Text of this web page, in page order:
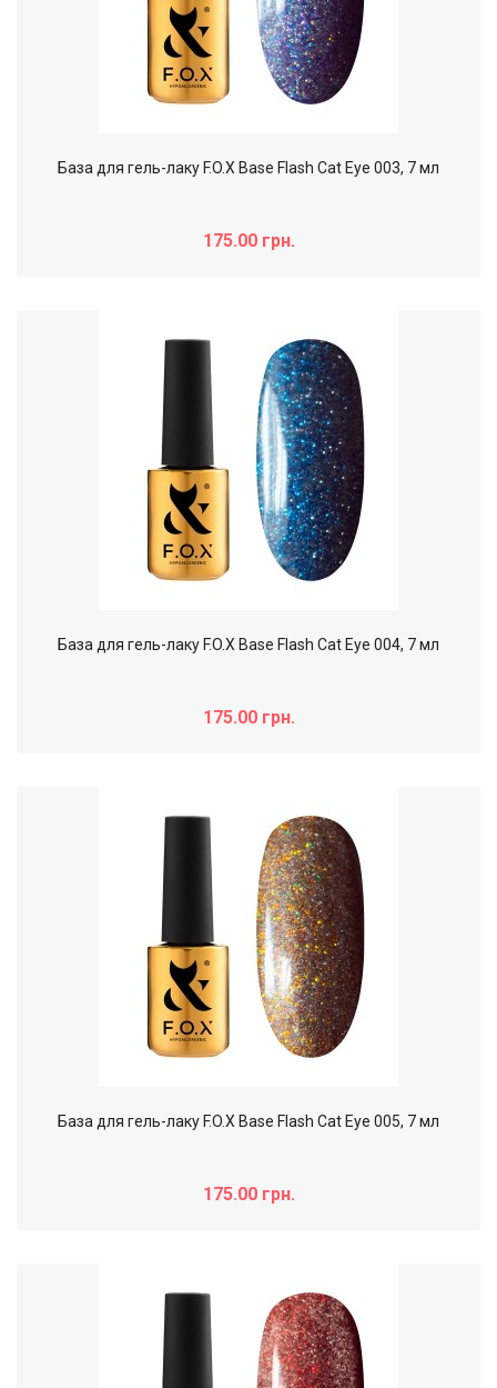
База для гель-лаку F.O.X Base Flash Cat Eye 003, 7 мл
175.00 грн.
База для гель-лаку F.O.X Base Flash Cat Eye 004, 7 мл
175.00 грн.
База для гель-лаку F.O.X Base Flash Cat Eye 005, 7 мл
175.00 грн.